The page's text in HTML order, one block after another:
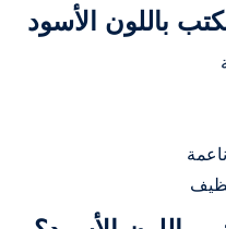
باللون الأسود